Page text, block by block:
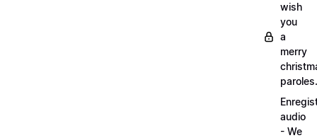
wish
you
a
merry
audio
- We